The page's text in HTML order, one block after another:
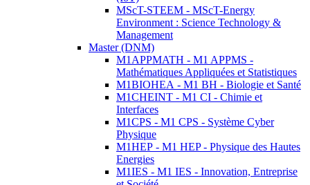
MScT-STEEM - MScT-Energy
Environment : Science Technology &
Management
Master (DNM)
M1APPMATH - M1 APPMS -
Mathématiques Appliquées et Statistiques
M1BIOHEA - M1 BH - Biologie et Santé
M1CHEINT - M1 CI - Chimie et
Interfaces
M1CPS - M1 CPS - Système Cyber
Physique
M1HEP - M1 HEP - Physique des Hautes
Energies
M1IES - M1 IES - Innovation, Entreprise